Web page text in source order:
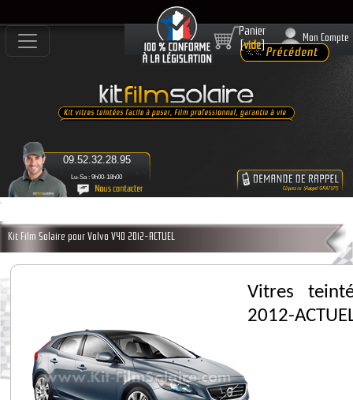
Lu-Sa : 9h00-18h00
09.52.32.28.95
Panier
[vide]
Mon Compte
Kit Film Solaire pour Volvo V40 2012-ACTUEL
Vitres
2012-